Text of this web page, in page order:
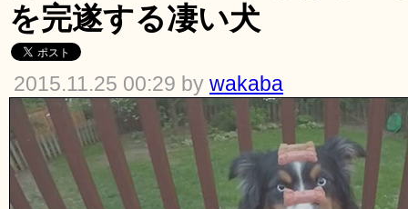
を完遂する凄い犬
2015.11.25 00:29 by wakaba